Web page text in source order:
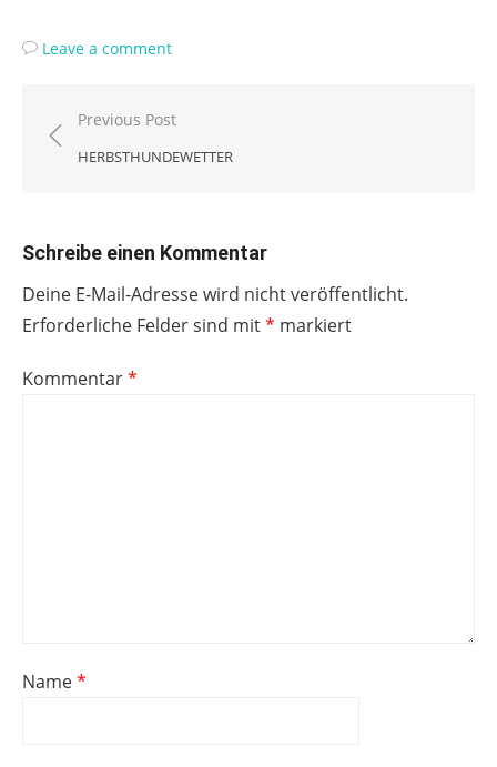
Leave a comment
Beitragsnavigation
Previous Post
HERBSTHUNDEWETTER
Schreibe einen Kommentar
Deine E-Mail-Adresse wird nicht veröffentlicht.
Erforderliche Felder sind mit* markiert
Kommentar*
Name*